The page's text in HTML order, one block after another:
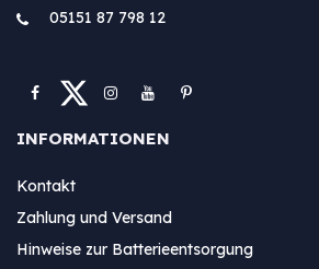
05151 87 798 12
INFORMATIONEN
Kontakt
Zahlung und Versand
Hinweise zur Batterieentsorgung